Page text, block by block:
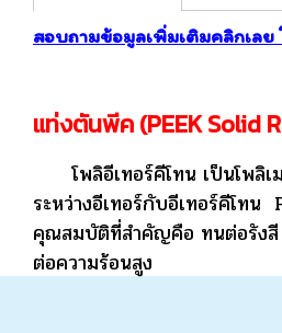
สอบถามข้อมูลเพิ่มเติมคลิกเล
แท่งตันพีค (PEEK Solid
โพลิอีเทอร์คีโทน เป็นโพลิ
ระหว่างอีเทอร์กับอีเทอร์คีโทน
คุณสมบัติที่สำคัญคือ ทนต่อรัง
ต่อความร้อนสูง